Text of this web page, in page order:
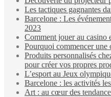
Les tactiques gagnantes
Barcelone : Les
2023
Comment jouer au casino
Pourquoi commencer une
Produits personnalisés
pour créer vos propres
L’esport au Jeux
Barcelone : les activités
Art : au cœur des